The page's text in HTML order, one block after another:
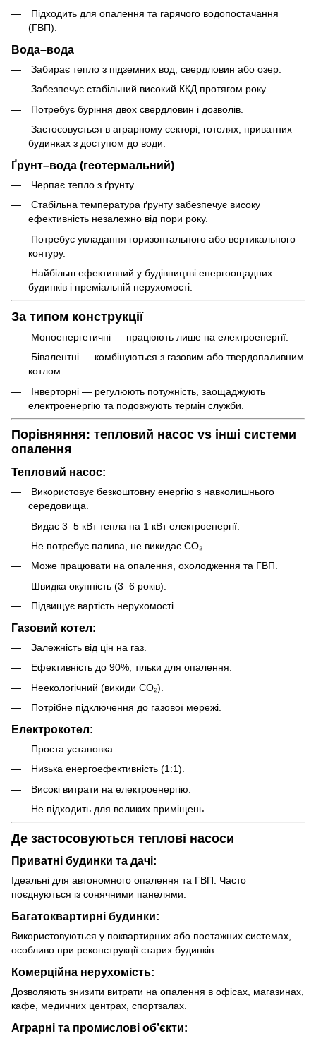
Підходить для опалення та гарячого водопостачання
(ГВП).
Вода–вода
Забирає тепло з підземних вод, свердловин або озер.
Забезпечує стабільний високий ККД протягом року.
Потребує буріння двох свердловин і дозволів.
Застосовується в аграрному секторі, готелях, приватних
будинках з доступом до води.
Ґрунт–вода (геотермальний)
Черпає тепло з ґрунту.
Стабільна температура ґрунту забезпечує високу
ефективність незалежно від пори року.
Потребує укладання горизонтального або вертикального
контуру.
Найбільш ефективний у будівництві енергоощадних
будинків і преміальній нерухомості.
За типом конструкції
Моноенергетичні — працюють лише на електроенергії.
Бівалентні — комбінуються з газовим або твердопаливним
котлом.
Інверторні — регулюють потужність, заощаджують
електроенергію та подовжують термін служби.
Порівняння: тепловий насос vs інші системи
опалення
Тепловий насос:
Використовує безкоштовну енергію з навколишнього
середовища.
Видає 3–5 кВт тепла на 1 кВт електроенергії.
Не потребує палива, не викидає CO₂.
Може працювати на опалення, охолодження та ГВП.
Швидка окупність (3–6 років).
Підвищує вартість нерухомості.
Газовий котел:
Залежність від цін на газ.
Ефективність до 90%, тільки для опалення.
Неекологічний (викиди СО₂).
Потрібне підключення до газової мережі.
Електрокотел:
Проста установка.
Низька енергоефективність (1:1).
Високі витрати на електроенергію.
Не підходить для великих приміщень.
Де застосовуються теплові насоси
Приватні будинки та дачі:
Ідеальні для автономного опалення та ГВП. Часто
поєднуються із сонячними панелями.
Багатоквартирні будинки:
Використовуються у поквартирних або поетажних системах,
особливо при реконструкції старих будинків.
Комерційна нерухомість:
Дозволяють знизити витрати на опалення в офісах, магазинах,
кафе, медичних центрах, спортзалах.
Аграрні та промислові об’єкти: